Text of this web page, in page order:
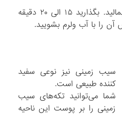
و بر پوست زیر بغلتان بمالید. بگذارید ۱۵ الی ۲۰ دقیقه
را با آب ولرم بشویید.
سیب زمینی نیز نوعی سفید
کننده طبیعی است.
شما می‌توانید تکه‌های سیب
زمینی را بر پوست این ناحیه